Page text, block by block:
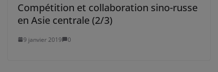
Compétition et collaboration sino-russe
en Asie centrale (2/3)
9 janvier 2019 0